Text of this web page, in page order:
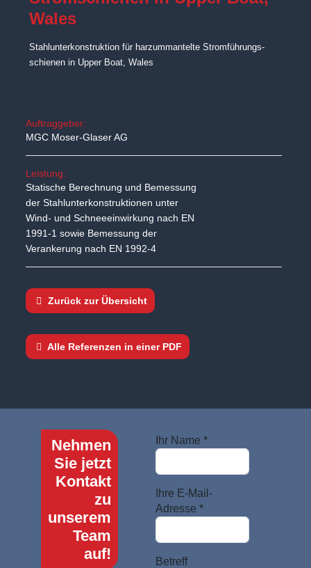
Wales
Stahlunterkonstruktion für harzummantelte Stromführungs­
schienen in Upper Boat, Wales
Auftraggeber:
MGC Moser-Glaser AG
Leistung:
Statische Berechnung und Bemessung
der Stahlunterkonstruktionen unter
Wind- und Schneeeinwirkung nach EN
1991-1 sowie Bemessung der
Verankerung nach EN 1992-4
Zurück zur Übersicht
Alle Referenzen in einer PDF
Nehmen
Sie jetzt
Kontakt
zu
unserem
Team
auf!
Ihr Name *
Ihre E-Mail-
Adresse *
Betreff